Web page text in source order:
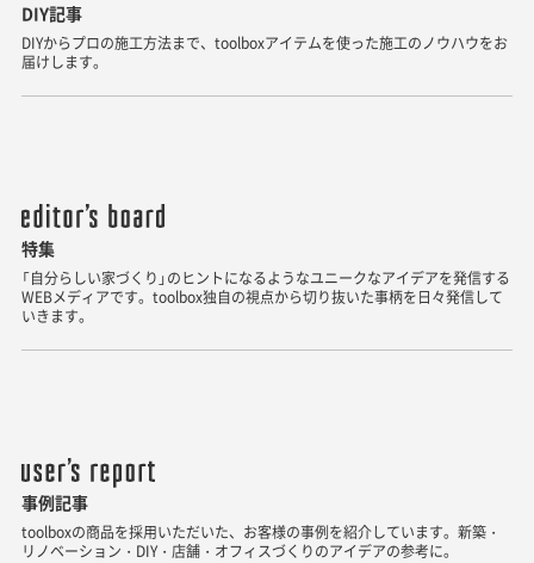
DIY記事
DIYからプロの施工方法まで、toolboxアイテムを使った施工のノウハウをお
届けします。
特集
「自分らしい家づくり」のヒントになるようなユニークなアイデアを発信する
WEBメディアです。toolbox独自の視点から切り抜いた事柄を日々発信して
いきます。
事例記事
toolboxの商品を採用いただいた、お客様の事例を紹介しています。新築・
リノベーション・DIY・店舗・オフィスづくりのアイデアの参考に。